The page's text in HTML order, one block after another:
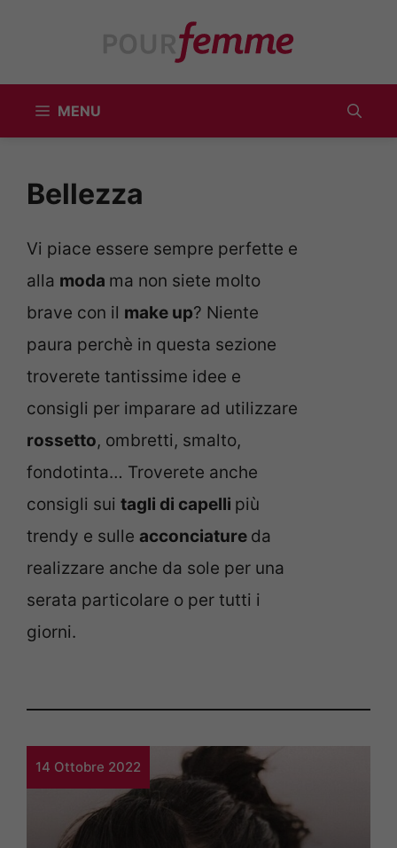
MENU
Bellezza
Vi piace essere sempre perfette e
alla moda ma non siete molto
brave con il make up? Niente
paura perchè in questa sezione
troverete tantissime idee e
consigli per imparare ad utilizzare
rossetto, ombretti, smalto,
fondotinta… Troverete anche
consigli sui tagli di capelli più
trendy e sulle acconciature da
realizzare anche da sole per una
serata particolare o per tutti i
giorni.
14 Ottobre 2022